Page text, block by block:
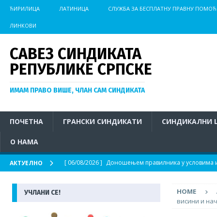
ЋИРИЛИЦА ЛАТИНИЦА СЛУЖБА ЗА БЕСПЛАТНУ ПРАВНУ ПОМОЋ
ЛИНКОВИ
САВЕЗ СИНДИКАТА
РЕПУБЛИКЕ СРПСКЕ
ИМАМ ПРАВО ВИШЕ, ЧЛАН САМ СИНДИКАТА
ПОЧЕТНА ГРАНСКИ СИНДИКАТИ СИНДИКАЛНИ
О НАМА
АКТУЕЛНО [ 06/08/2026 ] Доношењем правилника у условима
Иницијатива за хитно покретање
HOME
висини и
УЧЛАНИ СЕ!